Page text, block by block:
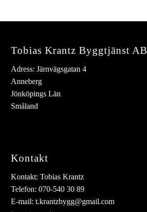
Tobias Krantz Byggtjänst AB
Adress: Järnvägsgatan 4
Anneberg
Jönköpings Län
Småland
Kontakt
Kontakt: Tobias Krantz
Telefon: 070-540 30 89
E-mail: t.krantzbygg@gmail.com